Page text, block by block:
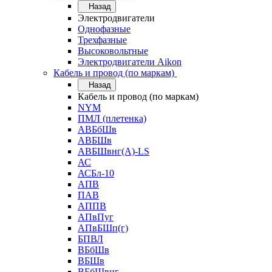
Назад
Электродвигатели
Однофазные
Трехфазные
Высоковольтные
Электродвигатели Aikon
Кабель и провод (по маркам)
Назад
Кабель и провод (по маркам)
NYM
ПМЛ (плетенка)
АВБбШв
АВБШв
АВБШвнг(А)-LS
АС
АСБл-10
АПВ
ПАВ
АППВ
АПвПуг
АПвБШп(г)
БПВЛ
ВБбШв
ВБШв